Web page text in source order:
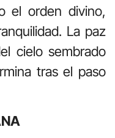
el orden divino,
La paz
cielo sembrado
tras el paso